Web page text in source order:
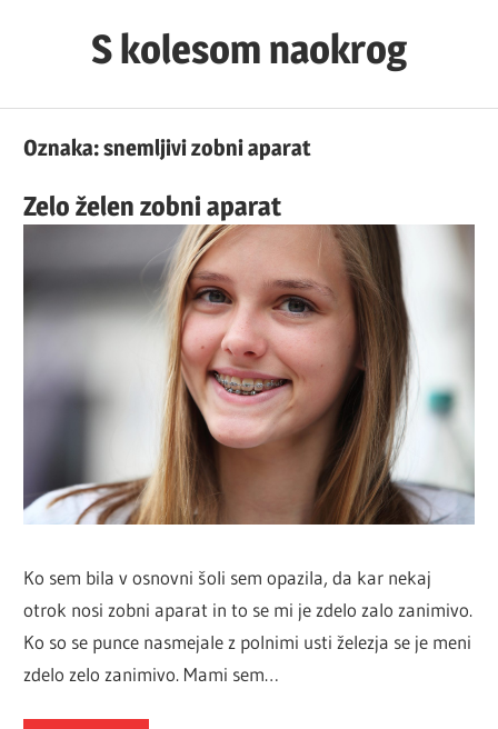
S kolesom naokrog
Oznaka:snemljivi zobni aparat
Zelo želen zobni aparat
Ko sem bila v osnovni šoli sem opazila, da kar nekaj
otrok nosi zobni aparat in to se mi je zdelo zalo zanimivo.
Ko so se punce nasmejale z polnimi usti železja se je meni
zdelo zelo zanimivo. Mami sem…